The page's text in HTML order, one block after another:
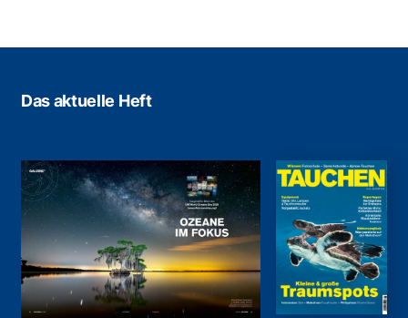
Das aktuelle Heft